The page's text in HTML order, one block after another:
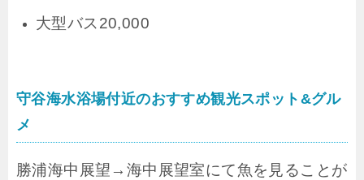
大型バス20,000
守谷海水浴場付近のおすすめ観光スポット&グル
メ
勝浦海中展望→海中展望室にて魚を見ることが